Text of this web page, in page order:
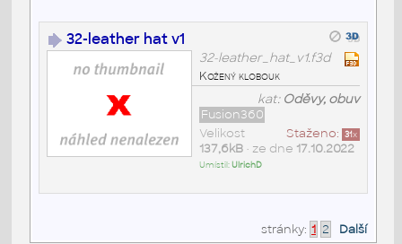
32-leather hat v1
32-leather_hat_v1.f3d
Kožený klobouk
kat: Oděvy, obuv
Fusion360
Staženo: 31x
Velikost
137,6kB• ze dne 17.10.2022
Umístil:UlrichD
stránky: 1 2 Další